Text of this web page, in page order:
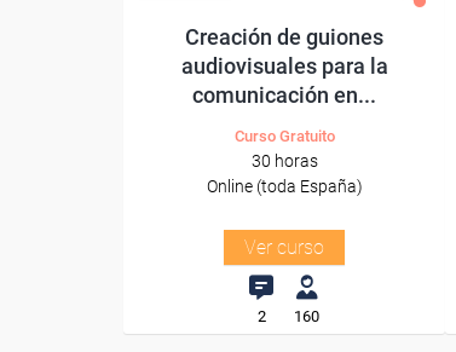
Creación de guiones
audiovisuales para la
comunicación en...
Curso Gratuito
30 horas
Online (toda España)
Ver curso
2 160